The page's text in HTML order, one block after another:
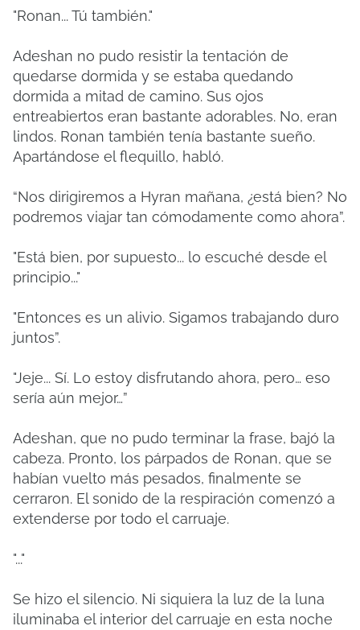
"Ronan... Tú también."
Adeshan no pudo resistir la tentación de
quedarse dormida y se estaba quedando
dormida a mitad de camino. Sus ojos
entreabiertos eran bastante adorables. No, eran
lindos. Ronan también tenía bastante sueño.
Apartándose el flequillo, habló.
“Nos dirigiremos a Hyran mañana, ¿está bien? No
podremos viajar tan cómodamente como ahora”.
"Está bien, por supuesto... lo escuché desde el
principio..."
"Entonces es un alivio. Sigamos trabajando duro
juntos”.
"Jeje... Sí. Lo estoy disfrutando ahora, pero… eso
sería aún mejor…”
Adeshan, que no pudo terminar la frase, bajó la
cabeza. Pronto, los párpados de Ronan, que se
habían vuelto más pesados, finalmente se
cerraron. El sonido de la respiración comenzó a
extenderse por todo el carruaje.
"..."
Se hizo el silencio. Ni siquiera la luz de la luna
iluminaba el interior del carruaje en esta noche